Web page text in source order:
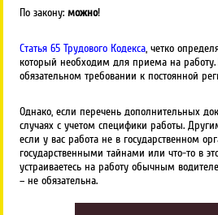
По закону: можно!
Статья 65 Трудового Кодекса, четко
который необходим для приема на
обязательном требовании к постоянной
Однако, если перечень дополнительных
случаях с учетом специфики работы.
если у вас работа не в государственном
государственными тайнами или что-то в
устраиваетесь на работу обычным
– не обязательна.